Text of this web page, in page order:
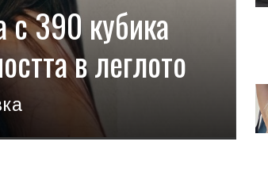
с 390 кубика
в леглото